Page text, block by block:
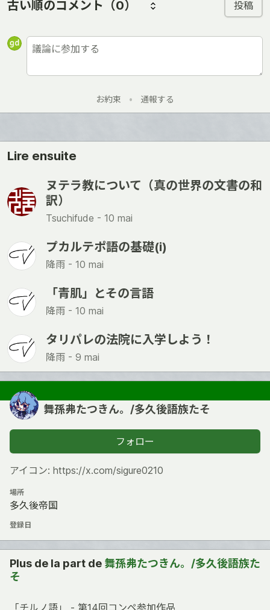
古い順のコメント （0） 投稿
お約束 • 通報する
Lire ensuite
ヌテラ教について（真の世界の文書の和
訳）
Tsuchifude - 10 mai
プカルテポ語の基礎(i)
降雨 - 10 mai
「青肌」とその言語
降雨 - 10 mai
タリパレの法院に入学しよう！
降雨 - 9 mai
舞孫弗たつきん。/多久後語族たそ
フォロー
アイコン: https://x.com/sigure0210
場所
多久後帝国
登録日
Plus de la part de 舞孫弗たつきん。/多久後語族た
そ
「チルノ語」 - 第14回コンペ参加作品